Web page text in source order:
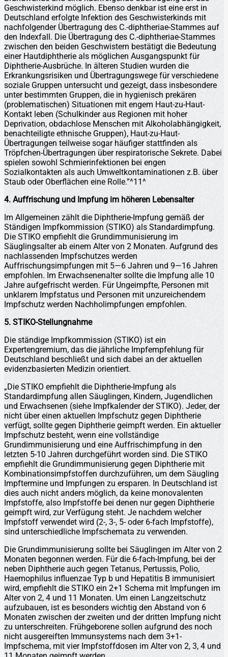
Geschwisterkind möglich. Ebenso denkbar ist eine erst in
Deutschland erfolgte Infektion des Geschwisterkinds mit
nachfolgender Übertragung des C.-diphtheriae-Stammes auf
den Indexfall. Die Übertragung des C.-diphtheriae-Stammes
zwischen den beiden Geschwistern bestätigt die Bedeutung
einer Hautdiphtherie als möglichen Ausgangspunkt für
Diphtherie-Ausbrüche. In älteren Studien wurden die
Erkrankungsrisiken und Übertragungswege für verschiedene
soziale Gruppen untersucht und gezeigt, dass insbesondere
unter bestimmten Gruppen, die in hygienisch prekären
(problematischen) Situationen mit engem Haut-zu-Haut-
Kontakt leben (Schulkinder aus Regionen mit hoher
Deprivation, obdachlose Menschen mit Alkoholabhängigkeit,
benachteiligte ethnische Gruppen), Haut-zu-Haut-
Übertragungen teilweise sogar häufiger stattfinden als
Tröpfchen-Übertragungen über respiratorische Sekrete. Dabei
spielen sowohl Schmierinfektionen bei engen
Sozialkontakten als auch Umweltkontaminationen z.B. über
Staub oder Oberflächen eine Rolle.”^11^
4. Auffrischung und Impfung im höheren Lebensalter
Im Allgemeinen zählt die Diphtherie-Impfung gemäß der
Ständigen Impfkommission (STIKO) als Standardimpfung.
Die STIKO empfiehlt die Grundimmunisierung im
Säuglingsalter ab einem Alter von 2 Monaten. Aufgrund des
nachlassenden Impfschutzes werden
Auffrischungsimpfungen mit 5—6 Jahren und 9—16 Jahren
empfohlen. Im Erwachsenenalter sollte die Impfung alle 10
Jahre aufgefrischt werden. Für Ungeimpfte, Personen mit
unklarem Impfstatus und Personen mit unzureichendem
Impfschutz werden Nachholimpfungen empfohlen.
5. STIKO-Stellungnahme
Die ständige Impfkommission (STIKO) ist ein
Expertengremium, das die jährliche Impfempfehlung für
Deutschland beschließt und sich dabei an der aktuellen
evidenzbasierten Medizin orientiert.
„Die STIKO empfiehlt die Diphtherie-Impfung als
Standardimpfung allen Säuglingen, Kindern, Jugendlichen
und Erwachsenen (siehe Impfkalender der STIKO). Jeder, der
nicht über einen aktuellen Impfschutz gegen Diphtherie
verfügt, sollte gegen Diphtherie geimpft werden. Ein aktueller
Impfschutz besteht, wenn eine vollständige
Grundimmunisierung und eine Auffrischimpfung in den
letzten 5-10 Jahren durchgeführt worden sind. Die STIKO
empfiehlt die Grundimmunisierung gegen Diphtherie mit
Kombinationsimpfstoffen durchzuführen, um dem Säugling
Impftermine und Impfungen zu ersparen. In Deutschland ist
dies auch nicht anders möglich, da keine monovalenten
Impfstoffe, also Impfstoffe bei denen nur gegen Diphtherie
geimpft wird, zur Verfügung steht. Je nachdem welcher
Impfstoff verwendet wird (2-, 3-, 5- oder 6-fach Impfstoffe),
sind unterschiedliche Impfschemata zu verwenden.
Die Grundimmunisierung sollte bei Säuglingen im Alter von 2
Monaten begonnen werden. Für die 6-fach-Impfung, bei der
neben Diphtherie auch gegen Tetanus, Pertussis, Polio,
Haemophilus influenzae Typ b und Hepatitis B immunisiert
wird, empfiehlt die STIKO ein 2+1 Schema mit Impfungen im
Alter von 2, 4 und 11 Monaten. Um einen Langzeitschutz
aufzubauen, ist es besonders wichtig den Abstand von 6
Monaten zwischen der zweiten und der dritten Impfung nicht
zu unterschreiten. Frühgeborene sollen aufgrund des noch
nicht ausgereiften Immunsystems nach dem 3+1-
Impfschema, mit vier Impfstoffdosen im Alter von 2, 3, 4 und